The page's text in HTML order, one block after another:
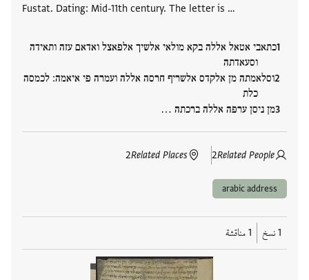
Fustat. Dating: Mid-11th century. The letter is …
כתאבי אטאל אללה בקא מולאי אלשיך אלפאצל ואדאם עזה ותאידה
וסעאדתה
וסלאמתה מן אלקדס אלשריף חרסה אללה ועמרה פי איאמה: לכמסה
כלת
מן ניסן ערפה אללה ברכתה …
Related People
2
Related Places
2
arabic address
1 نسخ 1 مناقشة